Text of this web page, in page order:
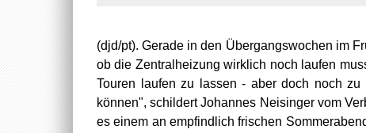
(djd/pt). Gerade in den Übergangswochen im
ob die Zentralheizung wirklich noch laufen
Touren laufen zu lassen - aber doch noch
können", schildert Johannes Neisinger vom
es einem an empfindlich frischen